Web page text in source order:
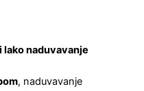
lako naduvavanje
, naduvavanje